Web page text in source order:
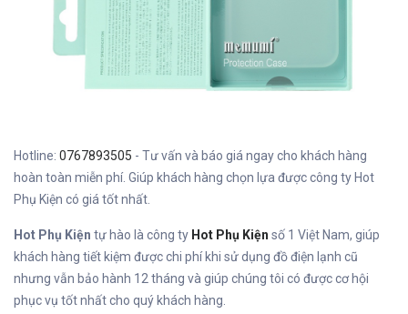
Hotline: 0767893505 - Tư vấn và báo giá ngay cho khách hàng
hoàn toàn miễn phí. Giúp khách hàng chọn lựa được công ty Hot
Phụ Kiện có giá tốt nhất.
Hot Phụ Kiện tự hào là công ty Hot Phụ Kiện số 1 Việt Nam, giúp
khách hàng tiết kiệm được chi phí khi sử dụng đồ điện lạnh cũ
nhưng vẫn bảo hành 12 tháng và giúp chúng tôi có được cơ hội
phục vụ tốt nhất cho quý khách hàng.